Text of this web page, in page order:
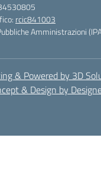
rcic841003
Amministrazioni
& Powered by 3D
& Design by